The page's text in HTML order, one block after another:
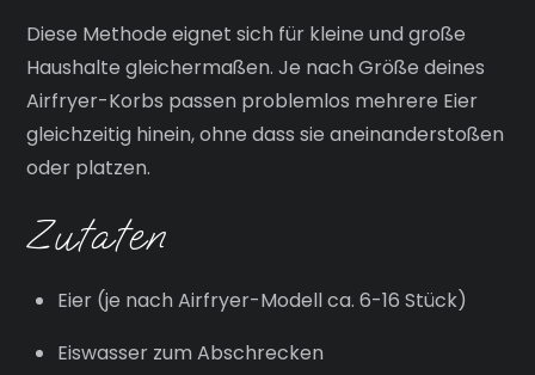
Diese Methode eignet sich für kleine und große
Haushalte gleichermaßen. Je nach Größe deines
Airfryer-Korbs passen problemlos mehrere Eier
gleichzeitig hinein, ohne dass sie aneinanderstoßen
oder platzen.
Zutaten
Eier (je nach Airfryer-Modell ca. 6-16 Stück)
Eiswasser zum Abschrecken